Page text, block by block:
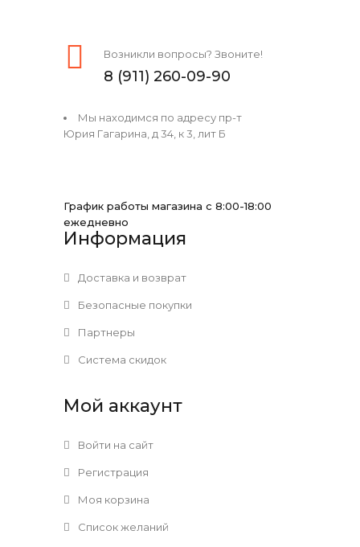
Возникли вопросы? Звоните!
8 (911) 260-09-90
Мы находимся по адресу пр-т
Юрия Гагарина, д 34, к 3, лит Б
График работы магазина с 8:00-18:00
ежедневно
Информация
Доставка и возврат
Безопасные покупки
Партнеры
Система скидок
Мой аккаунт
Войти на сайт
Регистрация
Моя корзина
Список желаний